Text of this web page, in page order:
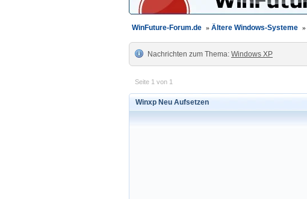
WinFuture-Forum.de » Ältere Windows-Systeme »
Nachrichten zum Thema: Windows XP
Seite 1 von 1
Winxp Neu Aufsetzen